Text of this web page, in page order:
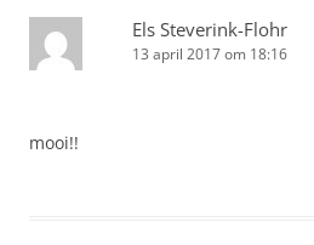
Els Steverink-Flohr
13 april 2017 om 18:16
mooi!!